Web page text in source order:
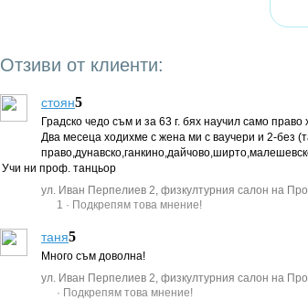
Отзиви от клиенти:
стоян5
Градско чедо съм и за 63 г. бях научил само
Два месеца ходихме с жена ми с ваучери и 2-без
Учи ни проф. танцьор
ул. Иван Перпелиев 2, физкултурния салон на
1 · Подкрепям това мнение!
таня5
Много съм доволна!
ул. Иван Перпелиев 2, физкултурния салон на
· Подкрепям това мнение!